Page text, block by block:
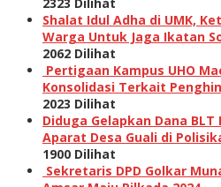
2323 Dilihat
Shalat Idul Adha di UMK,
Warga Untuk Jaga Ikatan
2062 Dilihat
Pertigaan Kampus UHO
Konsolidasi Terkait
2023 Dilihat
Diduga Gelapkan Dana
Aparat Desa Guali di
1900 Dilihat
Sekretaris DPD Golkar